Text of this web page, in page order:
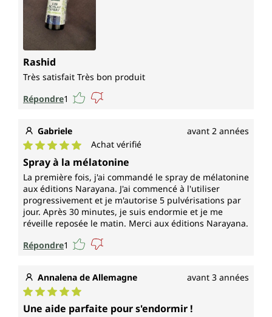
Rashid
Très satisfait Très bon produit
Répondre1
Gabriele avant 2 années
Note moyenne de 5 sur 5 étoiles
Achat vérifié
Spray à la mélatonine
La première fois, j'ai commandé le spray de mélatonine
aux éditions Narayana. J'ai commencé à l'utiliser
progressivement et je m'autorise 5 pulvérisations par
jour. Après 30 minutes, je suis endormie et je me
réveille reposée le matin. Merci aux éditions Narayana.
Répondre1
Annalena de Allemagne avant 3 années
Note moyenne de 5 sur 5 étoiles
Une aide parfaite pour s'endormir !